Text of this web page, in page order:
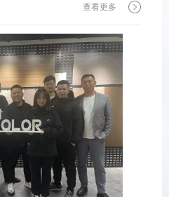
查看更多